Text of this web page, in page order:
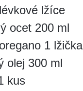
lžíce
ocet 200 ml
1 lžička
olej 300 ml
kus